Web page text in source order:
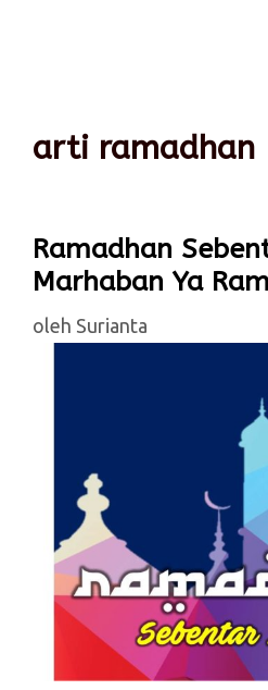
arti ramadhan
Ramadhan
Marhaban Ya
oleh Surianta